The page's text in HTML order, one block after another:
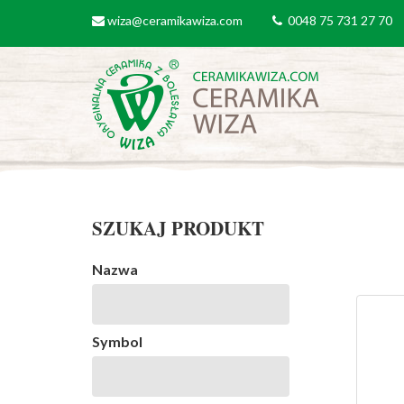
email
wiza@ceramikawiza.com tel0048 75 731 27 70
SZUKAJ PRODUKT
Nazwa
Symbol